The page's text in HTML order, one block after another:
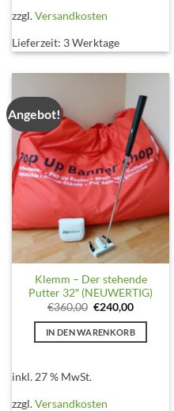
zzgl.Versandkosten
Lieferzeit: 3 Werktage
Angebot!
Klemm – Der stehende
Putter 32″ (NEUWERTIG)
€360,00 Ursprünglicher
war:
€360,00
€240,00Aktueller
ist:
€240,00.
IN DEN WARENKORB
inkl. 27 % MwSt.
zzgl.Versandkosten